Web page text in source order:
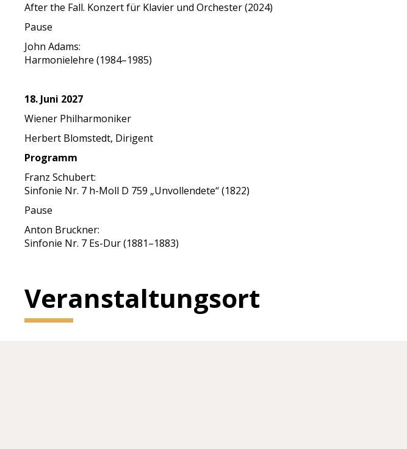
After the Fall. Konzert für Klavier und Orchester (2024)
Pause
John Adams:
Harmonielehre (1984–1985)
18. Juni 2027
Wiener Philharmoniker
Herbert Blomstedt, Dirigent
Programm
Franz Schubert:
Sinfonie Nr. 7 h-Moll D 759 „Unvollendete“ (1822)
Pause
Anton Bruckner:
Sinfonie Nr. 7 Es-Dur (1881–1883)
Veranstaltungsort